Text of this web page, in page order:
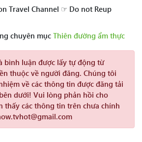
Travel Channel ☞ Do not Reup
chuyên mục Thiên đường ẩm thực
bình luận được lấy tự động từ
thuộc về người đăng. Chúng tôi
về các thông tin được đăng tải
dưới! Vui lòng phản hồi cho
thấy các thông tin trên chưa chính